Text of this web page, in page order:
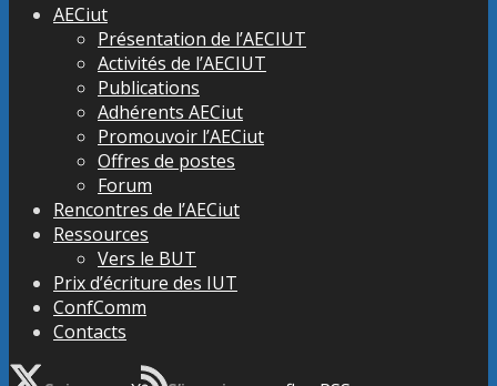
AECiut
Présentation de l’AECIUT
Activités de l’AECIUT
Publications
Adhérents AECiut
Promouvoir l’AECiut
Offres de postes
Forum
Rencontres de l’AECiut
Ressources
Vers le BUT
Prix d’écriture des IUT
ConfComm
Contacts